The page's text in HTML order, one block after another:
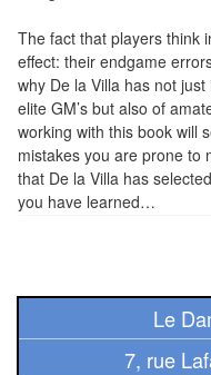
Pour
les
experts
En
solitaire
Pour
Ambiance
Coopératif
The fact that players think
effect: their endgame
why De la Villa has not
elite GM’s but also of
working with this book will
mistakes you are prone to
that De la Villa has
you have learned…
Le
7, rue